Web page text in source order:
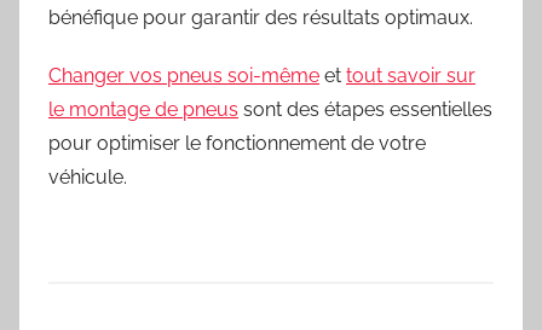
bénéfique pour garantir des résultats optimaux.
Changer vos pneus soi-même et tout savoir sur
le montage de pneus sont des étapes essentielles
pour optimiser le fonctionnement de votre
véhicule.